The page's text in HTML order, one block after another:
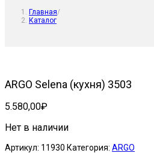
Главная/
Каталог
ARGO Selena (кухня) 3503
5.580,00₽
Нет в наличии
Артикул: 11930 Категория: ARGO